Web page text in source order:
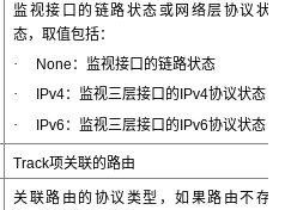
监视接口的链路状态或网络层协议状
态，取值包括：
· None：监视接口的链路状态
· IPv4：监视三层接口的IPv4协议状态
· IPv6：监视三层接口的IPv6协议状态
Track项关联的路由
关联路由的协议类型，如果路由不存